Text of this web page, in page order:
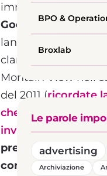
immediatamente a
Google+, il social
lanciato con grande
clamore dall’azienda
Montain View
del 2011 (ricordate
che c’era per avere
invito?) .Forse è
presto per
come fallimento
,
BPO &
Broxlab
Le parole
advertising
Archiviazione